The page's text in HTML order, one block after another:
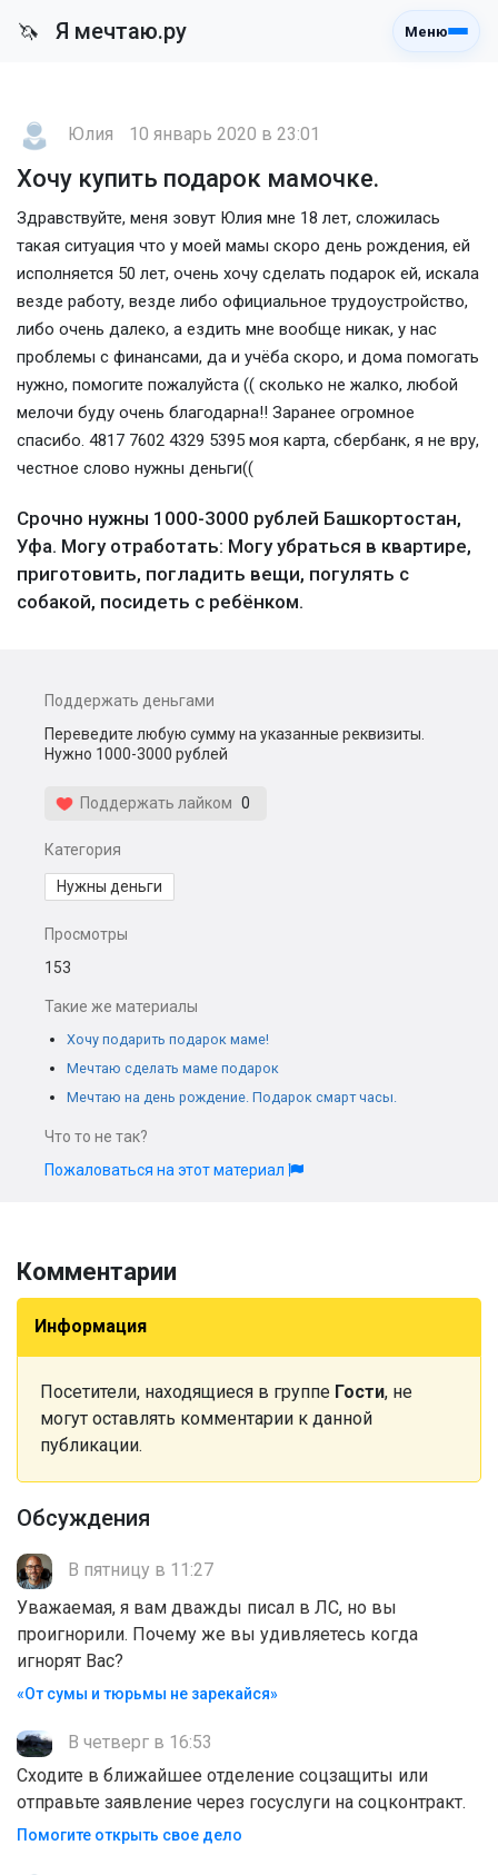
🦄 Я мечтаю.ру Меню
Юлия 10 январь 2020 в 23:01
Хочу купить подарок мамочке.
Здравствуйте, меня зовут Юлия мне 18 лет, сложилась
такая ситуация что у моей мамы скоро день рождения, ей
исполняется 50 лет, очень хочу сделать подарок ей, искала
везде работу, везде либо официальное трудоустройство,
либо очень далеко, а ездить мне вообще никак, у нас
проблемы с финансами, да и учёба скоро, и дома помогать
нужно, помогите пожалуйста (( сколько не жалко, любой
мелочи буду очень благодарна!! Заранее огромное
спасибо. 4817 7602 4329 5395 моя карта, сбербанк, я не вру,
честное слово нужны деньги((
Срочно нужны 1000-3000 рублей Башкортостан,
Уфа. Могу отработать: Могу убраться в квартире,
приготовить, погладить вещи, погулять с
собакой, посидеть с ребёнком.
Поддержать деньгами
Переведите любую сумму на указанные реквизиты.
Нужно 1000-3000 рублей
Поддержать лайком 0
Категория
Нужны деньги
Просмотры
153
Такие же материалы
Хочу подарить подарок маме!
Мечтаю сделать маме подарок
Мечтаю на день рождение. Подарок смарт часы.
Что то не так?
Пожаловаться на этот материал
Комментарии
Информация
Посетители, находящиеся в группе Гости, не
могут оставлять комментарии к данной
публикации.
Обсуждения
В пятницу в 11:27
Уважаемая, я вам дважды писал в ЛС, но вы
проигнорили. Почему же вы удивляетесь когда
игнорят Вас?
«От сумы и тюрьмы не зарекайся»
В четверг в 16:53
Сходите в ближайшее отделение соцзащиты или
отправьте заявление через госуслуги на соцконтракт.
Помогите открыть свое дело